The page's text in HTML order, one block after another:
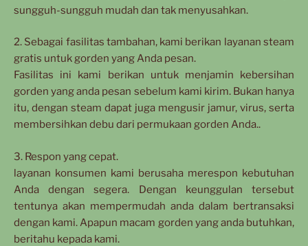
sungguh-sungguh mudah dan tak menyusahkan.
2. Sebagai fasilitas tambahan, kami berikan layanan steam
gratis untuk gorden yang Anda pesan.
Fasilitas ini kami berikan untuk menjamin kebersihan
gorden yang anda pesan sebelum kami kirim. Bukan hanya
itu, dengan steam dapat juga mengusir jamur, virus, serta
membersihkan debu dari permukaan gorden Anda..
3. Respon yang cepat.
layanan konsumen kami berusaha merespon kebutuhan
Anda dengan segera. Dengan keunggulan tersebut
tentunya akan mempermudah anda dalam bertransaksi
dengan kami. Apapun macam gorden yang anda butuhkan,
beritahu kepada kami.